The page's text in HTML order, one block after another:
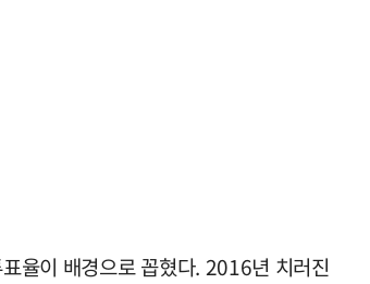
율이 배경으로 꼽혔다. 2016년 치러진